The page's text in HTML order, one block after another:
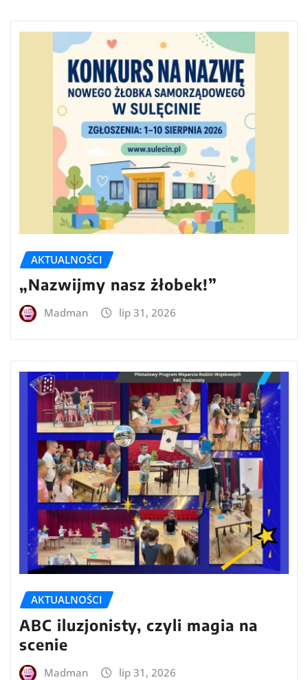
AKTUALNOŚCI
„Nazwijmy nasz żłobek!”
Madman lip 31, 2026
AKTUALNOŚCI
ABC iluzjonisty, czyli magia na
scenie
Madman lip 31, 2026